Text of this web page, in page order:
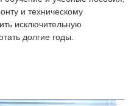
и техническому
исключительную
долгие годы.